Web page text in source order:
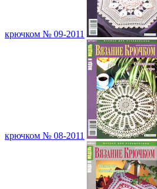
крючком № 09-2011
крючком № 08-2011